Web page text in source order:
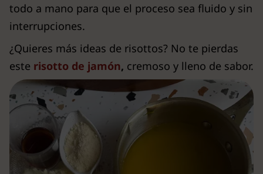
todo a mano para que el proceso sea fluido y sin
interrupciones.
¿Quieres más ideas de risottos? No te pierdas
este risotto de jamón, cremoso y lleno de sabor.